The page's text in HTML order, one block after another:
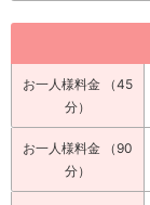
お一人様料金 （45
分）
お一人様料金 （90
分）